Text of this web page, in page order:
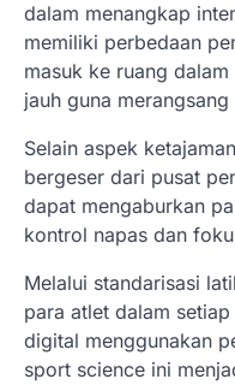
dalam menangkap
memiliki perbedaan
masuk ke ruang
jauh guna
Selain aspek
bergeser dari pusat
dapat mengaburkan
kontrol napas dan
Melalui standarisasi
para atlet dalam
digital menggunakan
sport science ini